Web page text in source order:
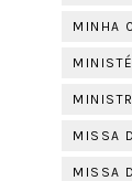
MINHA
MISSA
MISSA